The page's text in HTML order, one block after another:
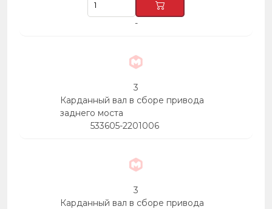
-
3
Карданный вал в сборе привода
заднего моста
533605-2201006
3
Карданный вал в сборе привода